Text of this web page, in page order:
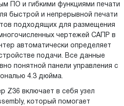
ПО и гибкими функциями печати
быстрой и непрерывной печати
подходящих для размещения
чертежей САПР в
автоматически определяет
подачи. Все данные
понятной панели управления с
4.3 дюйма.
Z36 включает в себя узел
который помогает